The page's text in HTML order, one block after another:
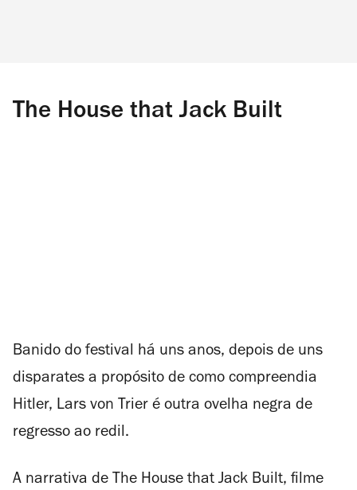
The House that Jack Built
Banido do festival há uns anos, depois de uns
disparates a propósito de como compreendia
Hitler, Lars von Trier é outra ovelha negra de
regresso ao redil.
A narrativa de The House that Jack Built, filme